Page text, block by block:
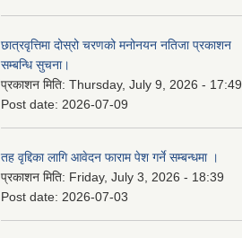
छात्रवृत्तिमा दोस्रो चरणको मनोनयन नतिजा प्रकाशन
सम्बन्धि सुचना।
प्रकाशन मिति: Thursday, July 9, 2026 - 17:49
Post date: 2026-07-09
तह वृद्दिका लागि आवेदन फाराम पेश गर्ने सम्बन्धमा ।
प्रकाशन मिति: Friday, July 3, 2026 - 18:39
Post date: 2026-07-03